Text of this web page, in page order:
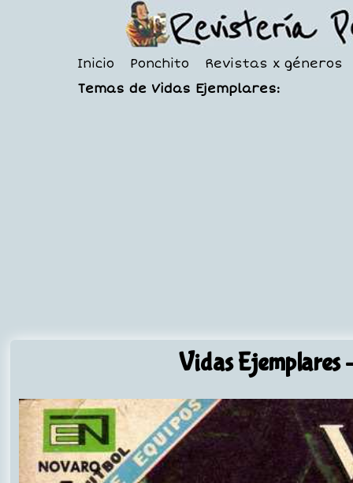
Inicio Ponchito
Revistas x géneros
Temas de Vidas Ejemplares:
Vidas Ejemplares